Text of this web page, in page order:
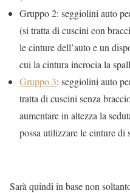
Gruppo 2: seggiolini auto
(si tratta di cuscini con
le cinture dell’auto e un
cui la cintura incrocia la
Gruppo 3: seggiolini auto
tratta di cuscini senza
aumentare in altezza la
possa utilizzare le cinture di
Sarà quindi in base non